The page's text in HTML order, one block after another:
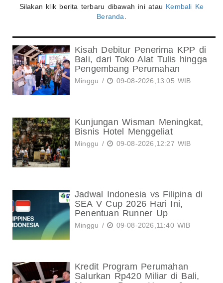
Silakan klik berita terbaru dibawah ini atau Kembali Ke
Beranda
Kisah Debitur Penerima KPP di
Bali, dari Toko Alat Tulis hingga
Pengembang Perumahan
Minggu / 09-08-2026,13:05 WIB
Kunjungan Wisman Meningkat,
Bisnis Hotel Menggeliat
Minggu / 09-08-2026,12:27 WIB
Jadwal Indonesia vs Filipina di
SEA V Cup 2026 Hari Ini,
Penentuan Runner Up
Minggu / 09-08-2026,11:40 WIB
Kredit Program Perumahan
Salurkan Rp420 Miliar di Bali,